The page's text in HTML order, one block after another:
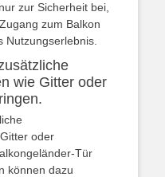
zur Sicherheit bei,
zum Balkon
Nutzungserlebnis.
wie Gitter oder
oder
Tür
können dazu